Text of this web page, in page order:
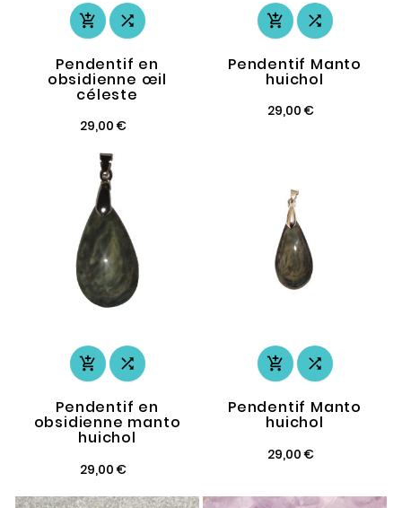
 
Pendentif en
obsidienne œil
céleste
29,00 €
 
Pendentif Manto
huichol
29,00 €
 
Pendentif en
obsidienne manto
huichol
29,00 €
 
Pendentif Manto
huichol
29,00 €